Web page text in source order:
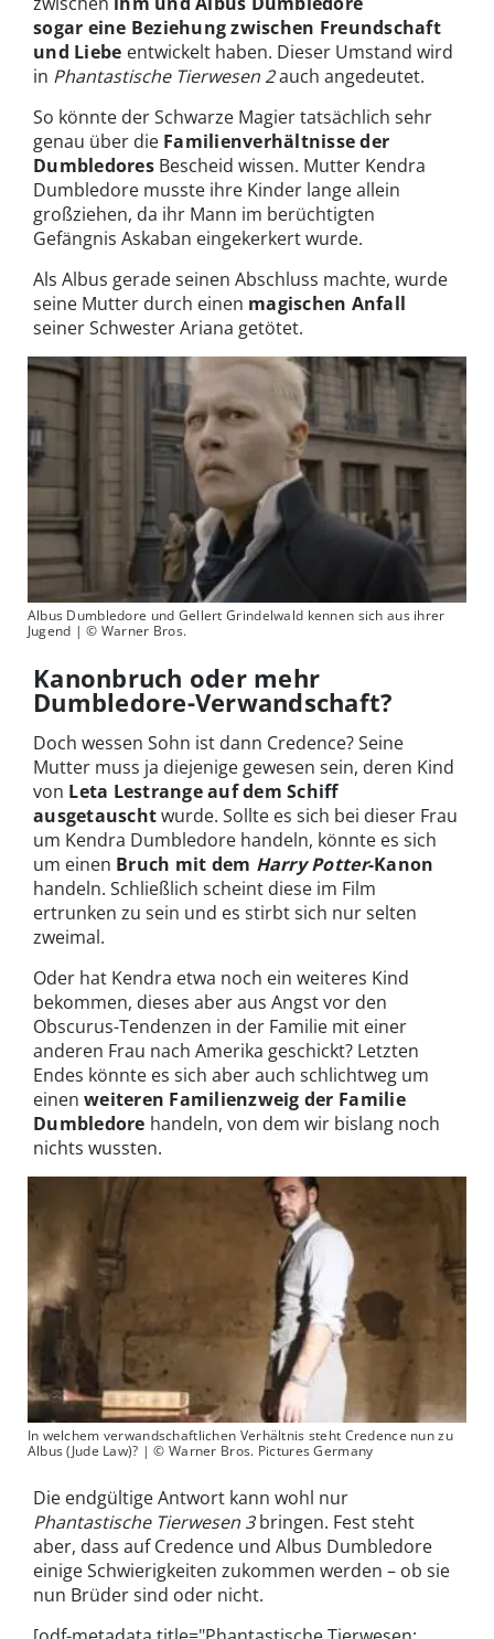
sogar eine Beziehung zwischen Freundschaft
und Liebe entwickelt haben. Dieser Umstand wird
in Phantastische Tierwesen 2auch angedeutet.
So könnte der Schwarze Magier tatsächlich sehr
genau über die Familienverhältnisse der
DumbledoresBescheid wissen. Mutter Kendra
Dumbledore musste ihre Kinder lange allein
großziehen, da ihr Mann im berüchtigten
Gefängnis Askaban eingekerkert wurde.
Als Albus gerade seinen Abschluss machte, wurde
seine Mutter durch einen magischen Anfall
seiner Schwester Ariana getötet.
Albus Dumbledore und Gellert Grindelwald kennen sich aus ihrer
Jugend | © Warner Bros.
Kanonbruch oder mehr
Dumbledore-Verwandschaft?
Doch wessen Sohn ist dann Credence? Seine
Mutter muss ja diejenige gewesen sein, deren Kind
von Leta Lestrange auf dem Schiff
ausgetauschtwurde. Sollte es sich bei dieser Frau
um Kendra Dumbledore handeln, könnte es sich
um einen Bruch mit dem Harry Potter-Kanon
handeln. Schließlich scheint diese im Film
ertrunken zu sein und es stirbt sich nur selten
zweimal.
Oder hat Kendra etwa noch ein weiteres Kind
bekommen, dieses aber aus Angst vor den
Obscurus-Tendenzen in der Familie mit einer
anderen Frau nach Amerika geschickt? Letzten
Endes könnte es sich aber auch schlichtweg um
einen weiteren Familienzweig der Familie
Dumbledore handeln, von dem wir bislang noch
nichts wussten.
In welchem verwandschaftlichen Verhältnis steht Credence nun zu
Albus (Jude Law)? | © Warner Bros. Pictures Germany
Die endgültige Antwort kann wohl nur
Phantastische Tierwesen 3bringen. Fest steht
aber, dass auf Credence und Albus Dumbledore
einige Schwierigkeiten zukommen werden – ob sie
nun Brüder sind oder nicht.